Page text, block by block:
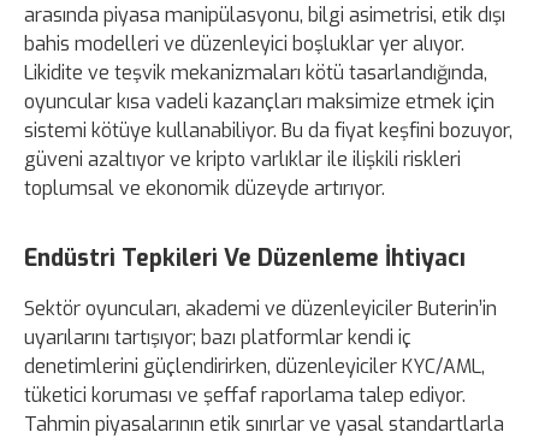
arasında piyasa manipülasyonu, bilgi asimetrisi, etik dışı
bahis modelleri ve düzenleyici boşluklar yer alıyor.
Likidite ve teşvik mekanizmaları kötü tasarlandığında,
oyuncular kısa vadeli kazançları maksimize etmek için
sistemi kötüye kullanabiliyor. Bu da fiyat keşfini bozuyor,
güveni azaltıyor ve kripto varlıklar ile ilişkili riskleri
toplumsal ve ekonomik düzeyde artırıyor.
Endüstri Tepkileri Ve Düzenleme İhtiyacı
Sektör oyuncuları, akademi ve düzenleyiciler Buterin’in
uyarılarını tartışıyor; bazı platformlar kendi iç
denetimlerini güçlendirirken, düzenleyiciler KYC/AML,
tüketici koruması ve şeffaf raporlama talep ediyor.
Tahmin piyasalarının etik sınırlar ve yasal standartlarla